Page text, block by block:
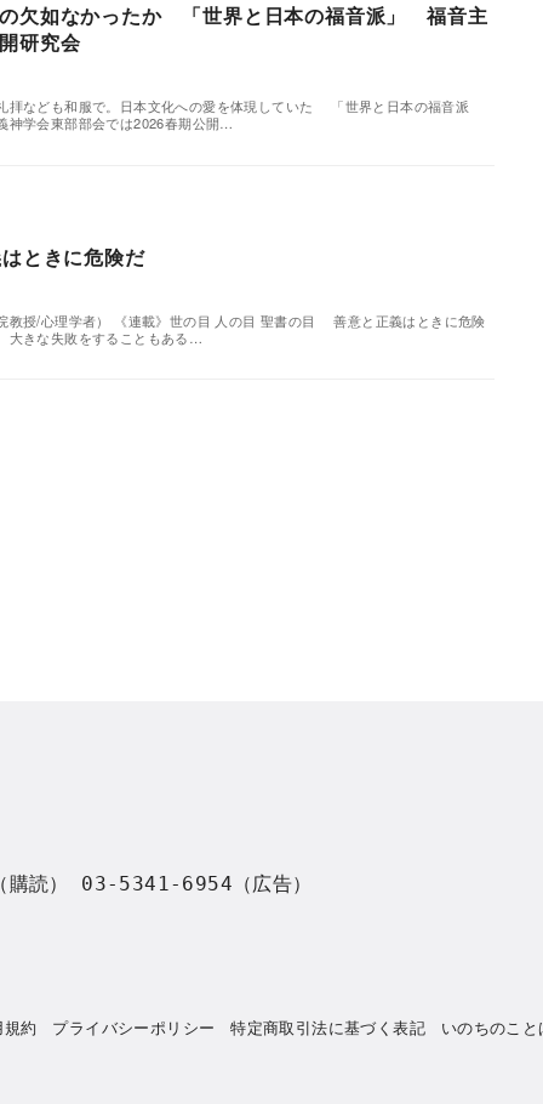
欠如なかったか 「世界と日本の福音派」 福音主
研究会
拝なども和服で。日本文化への愛を体現していた 「世界と日本の福音派
神学会東部部会では2026春期公開…
ときに危険だ
教授/心理学者） 《連載》世の目 人の目 聖書の目 善意と正義はときに危険
大きな失敗をすることもある…
読） 03-5341-6954（広告）
約 プライバシーポリシー 特定商取引法に基づく表記 いのちのこと